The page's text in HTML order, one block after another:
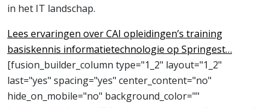
in het IT landschap.
Lees ervaringen over CAI opleidingen’s training
basiskennis informatietechnologie op Springest…
[fusion_builder_column type="1_2" layout="1_2"
last="yes" spacing="yes" center_content="no"
hide_on_mobile="no" background_color=""